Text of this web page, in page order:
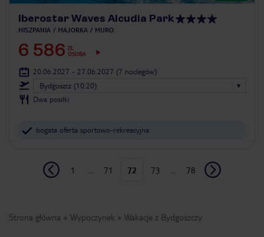
Iberostar Waves Alcudia Park
HISZPANIA MAJORKA MURO
6 586 ZŁ
OSOBA
20.06.2027 - 27.06.2027 (7 noclegów)
Bydgoszcz (10:20)
Dwa posiłki
bogata oferta sportowo-rekreacyjna
1 71 72 73 78
Strona główna Wypoczynek Wakacje z Bydgoszczy